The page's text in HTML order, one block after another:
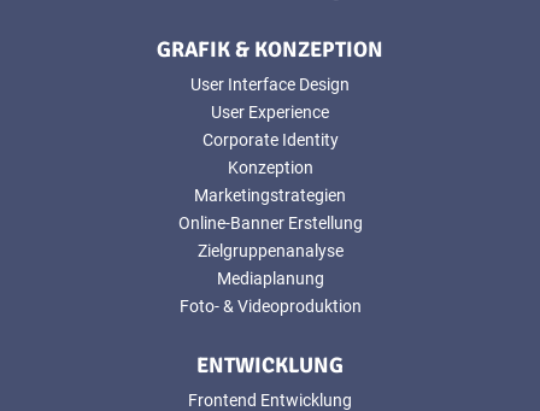
GRAFIK & KONZEPTION
User Interface Design
User Experience
Corporate Identity
Konzeption
Marketingstrategien
Online-Banner Erstellung
Zielgruppenanalyse
Mediaplanung
Foto- & Videoproduktion
ENTWICKLUNG
Frontend Entwicklung